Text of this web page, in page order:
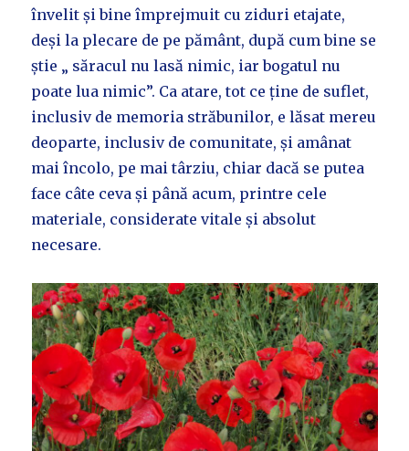
învelit și bine împrejmuit cu ziduri etajate,
deși la plecare de pe pământ, după cum bine se
știe „ săracul nu lasă nimic, iar bogatul nu
poate lua nimic”. Ca atare, tot ce ține de suflet,
inclusiv de memoria străbunilor, e lăsat mereu
deoparte, inclusiv de comunitate, și amânat
mai încolo, pe mai târziu, chiar dacă se putea
face câte ceva și până acum, printre cele
materiale, considerate vitale și absolut
necesare.